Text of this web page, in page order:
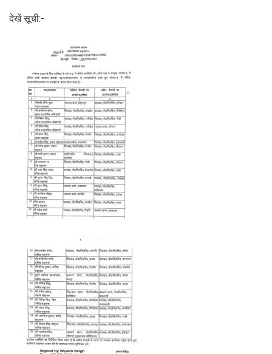
देखें सूची:-